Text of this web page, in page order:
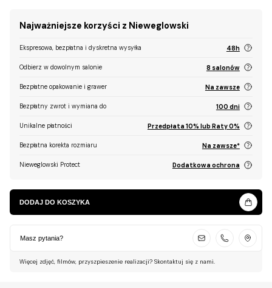
Najważniejsze korzyści z Nieweglowski
Ekspresowa, bezpłatna i dyskretna wysyłka 48h
Odbierz w dowolnym salonie 8 salonów
Bezpłatne opakowanie i grawer Na zawsze
Bezpłatny zwrot i wymiana do 100 dni
Unikalne płatności Przedpłata 10% lub Raty 0%
Bezpłatna korekta rozmiaru Na zawsze*
Nieweglowski Protect Dodatkowa ochrona
DODAJ DO KOSZYKA
Masz pytania?
Więcej zdjęć, filmów, przyszpieszenie realizacji? Skontaktuj się z nami.